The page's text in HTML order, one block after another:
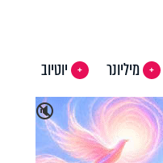
מיליונר
יוטיוב
🔇